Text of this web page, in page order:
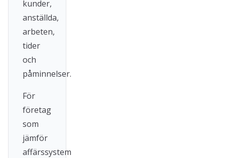
kunder,
anställda,
arbeten,
tider
och
påminnelser.
För
företag
som
jämför
affärssystem